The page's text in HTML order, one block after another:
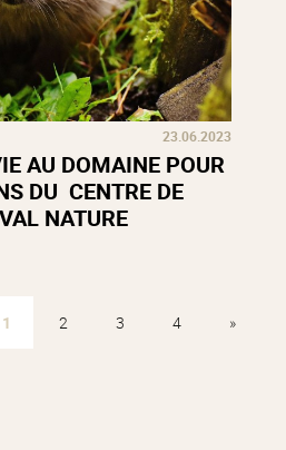
23.06.2023
AU DOMAINE POUR
DU CENTRE DE
NATURE
1 2 3 4 »